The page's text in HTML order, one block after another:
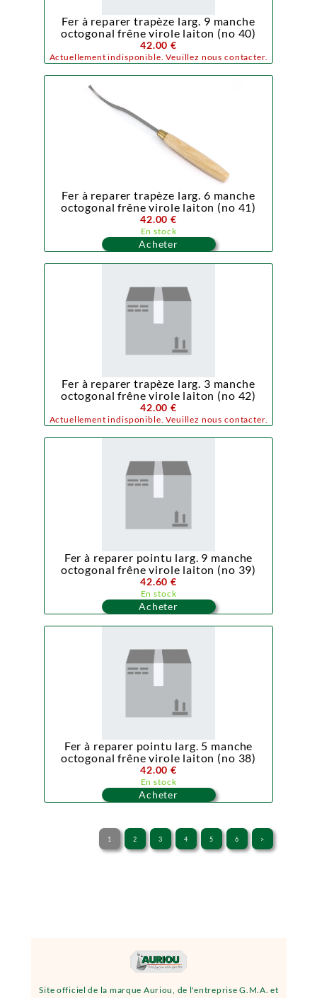
Site officiel de la marque Auriou, de l'entreprise G.M.A. et
Fer à reparer trapèze larg. 9 manche
octogonal frêne virole laiton (no 40)
42.00 €
Actuellement indisponible. Veuillez nous contacter.
Fer à reparer trapèze larg. 6 manche
octogonal frêne virole laiton (no 41)
42.00 €
En stock
Acheter
Fer à reparer trapèze larg. 3 manche
octogonal frêne virole laiton (no 42)
42.00 €
Actuellement indisponible. Veuillez nous contacter.
Fer à reparer pointu larg. 9 manche
octogonal frêne virole laiton (no 39)
42.60 €
En stock
Acheter
Fer à reparer pointu larg. 5 manche
octogonal frêne virole laiton (no 38)
42.00 €
En stock
Acheter
1 2 3 4 5 6 >